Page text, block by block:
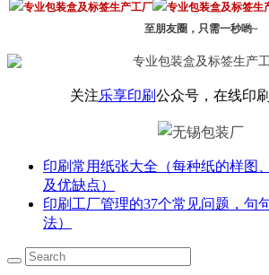
至朋友圈，只需一秒哟~
关注乐享印刷公众号，在线印
印刷常用纸张大全（每种纸的样图
及优缺点）
印刷工厂管理的37个常见问题，句
法）